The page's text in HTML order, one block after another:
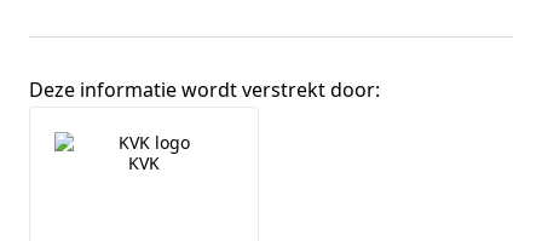
Broninformatie
Deze informatie wordt verstrekt door:
KVK